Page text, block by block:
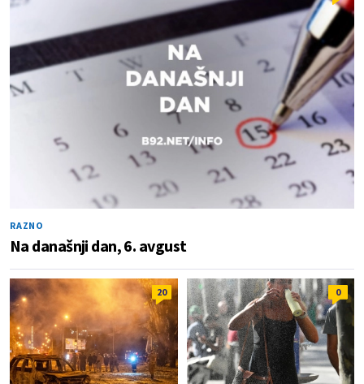
RAZNO
Na današnji dan, 6. avgust
20 0